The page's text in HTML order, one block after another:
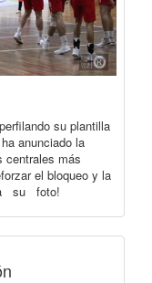
su plantilla
anunciado la
centrales más
el bloqueo y la
su foto!